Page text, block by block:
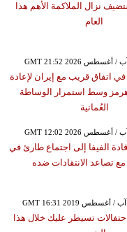
نزال الملاكمة الأهم هذا
العام
اتفاق قريب مع إيران لإعادة
وسط استمرار الوساطة
العُمانية
قادة الفيفا إلى اجتماع طارئ في
تصاعد الانتقادات ضده
تسيطر عليك خلال هذا